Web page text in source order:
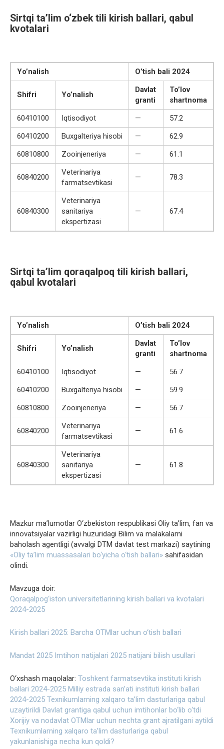
Sirtqi ta’lim o‘zbek tili kirish ballari, qabul
kvotalari
Yo’nalish O’tish bali 2024
Shifri Yo’nalish
Davlat
granti
To’lov
shartnoma
60410100
Iqtisodiyot —
57.2
60410200
Buxgalteriya hisobi —
62.9
60810800
Zooinjeneriya — 61.1
60840200
Veterinariya
farmatsevtikasi
— 78.3
60840300
Veterinariya
sanitariya
ekspertizasi
— 67.4
Sirtqi ta’lim qoraqalpoq tili kirish ballari,
qabul kvotalari
Yo’nalish O’tish bali 2024
Shifri Yo’nalish
Davlat
granti
To’lov
shartnoma
60410100
Iqtisodiyot —
56.7
60410200
Buxgalteriya hisobi —
59.9
60810800
Zooinjeneriya — 56.7
60840200
Veterinariya
farmatsevtikasi
— 61.6
60840300
Veterinariya
sanitariya
ekspertizasi
— 61.8
Mazkur ma’lumotlar O‘zbekiston respublikasi Oliy ta’lim, fan va
innovatsiyalar vazirligi huzuridagi Bilim va malakalarni
baholash agentligi (avvalgi DTM davlat test markazi) saytining
«Oliy ta’lim muassasalari bo‘yicha o‘tish ballari» sahifasidan
olindi.
Mavzuga doir:
Qoraqalpog‘iston universitetlarining kirish ballari va kvotalari
2024-2025
Kirish ballari 2025: Barcha OTMlar uchun o‘tish ballari
Mandat 2025 Imtihon natijalari 2025 natijani bilish usullari
O‘xshash maqolalar: Toshkent farmatsevtika instituti kirish
ballari 2024-2025 Milliy estrada san’ati instituti kirish ballari
2024-2025 Texnikumlarning xalqaro ta’lim dasturlariga qabul
uzaytirildi Davlat grantiga qabul uchun imtihonlar bo‘lib o‘tdi
Xorijiy va nodavlat OTMlar uchun nechta grant ajratilgani aytildi
Texnikumlarning xalqaro ta’lim dasturlariga qabul
yakunlanishiga necha kun qoldi?